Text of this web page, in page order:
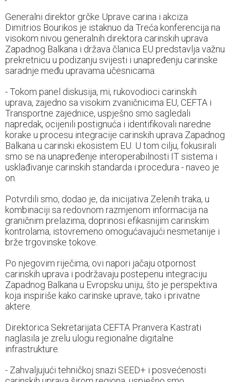
Generalni direktor grčke Uprave carina i akciza
Dimitrios Bourikos je istaknuo da Treća konferencija na
visokom nivou generalnih direktora carinskih uprava
Zapadnog Balkana i država članica EU predstavlja važnu
prekretnicu u podizanju svijesti i unapređenju carinske
saradnje među upravama učesnicama.
- Tokom panel diskusija, mi, rukovodioci carinskih
uprava, zajedno sa visokim zvaničnicima EU, CEFTA i
Transportne zajednice, uspješno smo sagledali
napredak, ocijenili postignuća i identifikovali naredne
korake u procesu integracije carinskih uprava Zapadnog
Balkana u carinski ekosistem EU. U tom cilju, fokusirali
smo se na unapređenje interoperabilnosti IT sistema i
usklađivanje carinskih standarda i procedura - naveo je
on.
Potvrdili smo, dodao je, da inicijativa Zelenih traka, u
kombinaciji sa redovnom razmjenom informacija na
graničnim prelazima, doprinosi efikasnijim carinskim
kontrolama, istovremeno omogućavajući nesmetanije i
brže trgovinske tokove.
Po njegovim riječima, ovi napori jačaju otpornost
carinskih uprava i podržavaju postepenu integraciju
Zapadnog Balkana u Evropsku uniju, što je perspektiva
koja inspiriše kako carinske uprave, tako i privatne
aktere.
Direktorica Sekretarijata CEFTA Pranvera Kastrati
naglasila je zrelu ulogu regionalne digitalne
infrastrukture.
- Zahvaljujući tehničkoj snazi SEED+ i posvećenosti